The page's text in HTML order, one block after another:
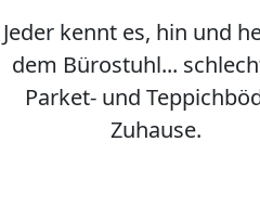
Jeder kennt es, hin und
dem Bürostuhl...
Parket- und
Zuhause.